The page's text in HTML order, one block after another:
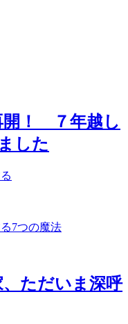
！ ７年越し
した
7つの魔法
ただいま深呼